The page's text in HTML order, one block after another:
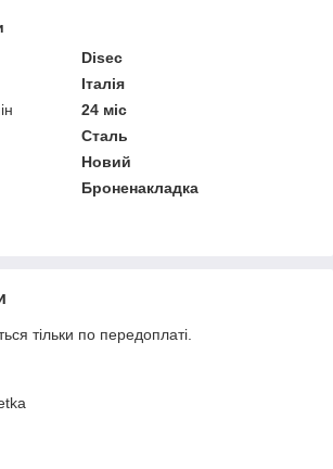
Disec
Італія
24 міс
Сталь
Новий
Броненакладка
тільки по передоплаті.